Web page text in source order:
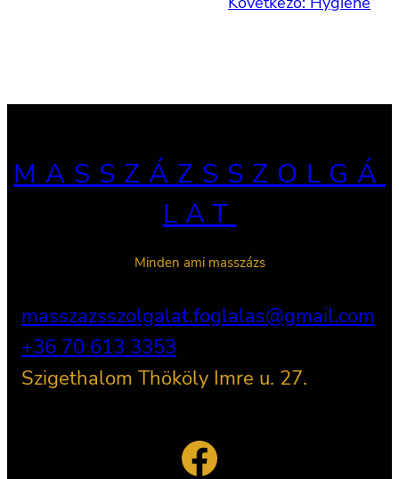
MASSZÁZSSZOLGÁ
LAT
Minden ami masszázs
masszazsszolgalat.foglalas@gmail.com
+36 70 613 3353
Szigethalom Thököly Imre u. 27.
Facebook